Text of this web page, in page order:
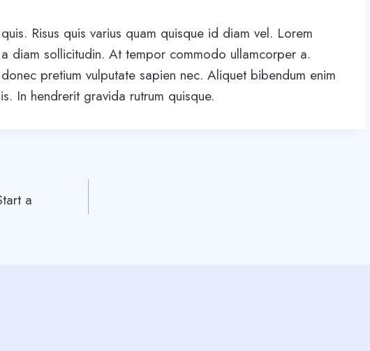
Risus quis varius quam quisque id diam vel. Lorem
diam sollicitudin. At tempor commodo ullamcorper a.
pretium vulputate sapien nec. Aliquet bibendum enim
In hendrerit gravida rutrum quisque.
a